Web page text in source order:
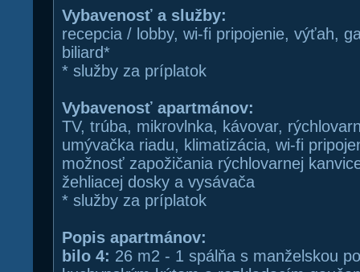
Vybavenosť a služby:
recepcia / lobby, wi-fi pripojenie, výťah,
biliard*
* služby za príplatok
Vybavenosť apartmánov:
TV, trúba, mikrovlnka, kávovar,
umývačka riadu, klimatizácia, wi-fi
možnosť zapožičania rýchlovarnej
žehliacej dosky a vysávača
* služby za príplatok
Popis apartmánov:
bilo 4: 26 m2 - 1 spálňa s manželskou